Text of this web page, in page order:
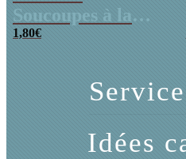
Soucoupes à la
poudre (x20)
1,80€
Idées